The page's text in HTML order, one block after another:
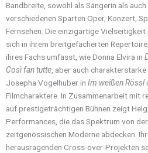
Bandbreite, sowohl als Sängerin als
verschiedenen Sparten Oper, Konzert,
Fernsehen. Die einzigartige
sich in ihrem breitgefächerten
ihres Fachs umfasst, wie Donna Elvira in
Così fan tutte, aber auch
Josepha Vogelhuber in Im weißen Rössl
Filmcharaktere. In Zusammenarbeit mit
auf prestigeträchtigen Bühnen zeigt
Performances, die das Spektrum von
zeitgenössischen Moderne abdecken.
herausragenden Cross-over-Projekten